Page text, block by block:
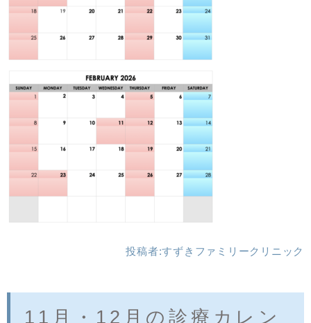
投稿者:すずきファミリークリニック
11月・12月の診療カレン